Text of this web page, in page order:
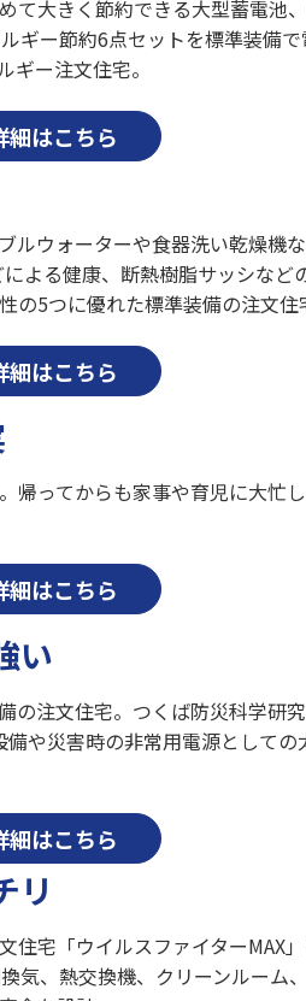
て大きく節約できる大型蓄電池
ギー節約6点セットを標準装備
ー注文住宅。
細はこちら
ルウォーターや食器洗い乾燥機
よる健康、断熱樹脂サッシなど
5つに優れた標準装備の注文住
細はこちら
帰ってからも家事や育児に大忙
細はこちら
い
注文住宅。つくば防災科学研
や災害時の非常用電源として
細はこちら
リ
宅「ウイルスファイターMAX
気、熱交換機、クリーンルーム